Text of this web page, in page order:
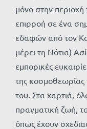
μόνο στην
επιρροή σε ένα
εδαφών από τον
μέρει τη Νότια)
εμπορικές
της
του. Στα χαρτιά,
πραγματική ζωή,
όπως έχουν